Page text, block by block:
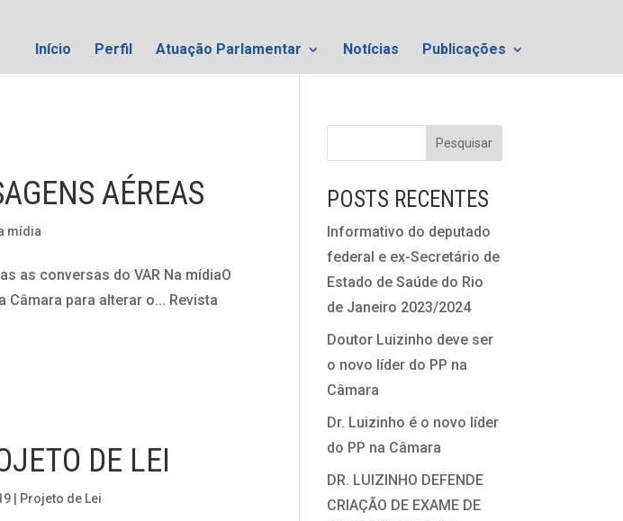
Início Perfil Atuação Parlamentar Notícias Publicações
AÉREAS
mídia
as conversas do VAR Na mídiaO
Câmara para alterar o... Revista
DE LEI
Projeto de Lei
POSTS RECENTES
Informativo do deputado
federal e ex-Secretário de
Estado de Saúde do Rio
de Janeiro 2023/2024
Doutor Luizinho deve ser
o novo líder do PP na
Câmara
Dr. Luizinho é o novo líder
do PP na Câmara
DR. LUIZINHO DEFENDE
CRIAÇÃO DE EXAME DE